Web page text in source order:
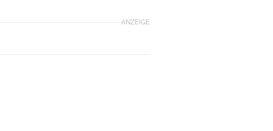
ANZEIGE